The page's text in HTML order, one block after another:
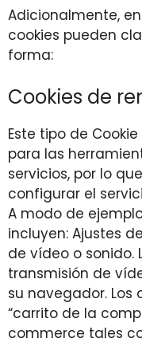
Adicionalmente,
cookies pueden
forma:
Cookies de
Este tipo de
para las
servicios, por lo
configurar el
A modo de
incluyen: Ajustes
de vídeo o sonido.
transmisión de
su navegador. Los
“carrito de la
commerce tales